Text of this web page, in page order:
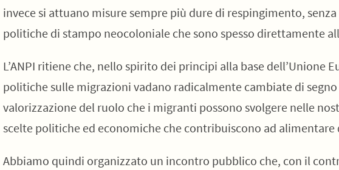
invece si attuano misure sempre più dure di respingimento,
politiche di stampo neocoloniale che sono spesso direttamente
L’ANPI ritiene che, nello spirito dei principi alla base dell’Unione
politiche sulle migrazioni vadano radicalmente cambiate di
valorizzazione del ruolo che i migranti possono svolgere nelle
scelte politiche ed economiche che contribuiscono ad alimentare
Abbiamo quindi organizzato un incontro pubblico che, con il